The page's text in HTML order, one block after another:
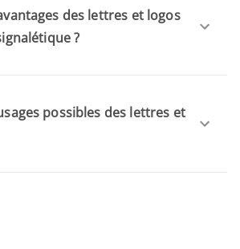
des lettres et logos
?
possibles des lettres et